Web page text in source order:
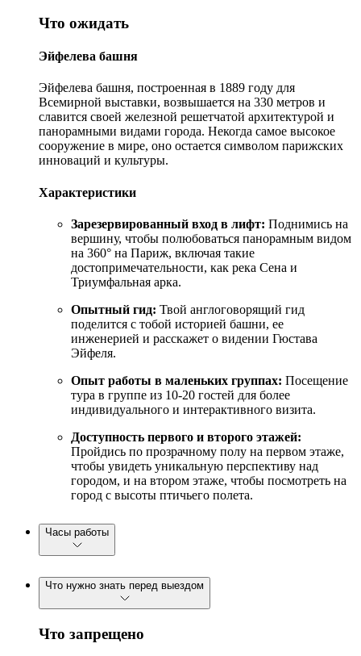
Что ожидать
Эйфелева башня
Эйфелева башня, построенная в 1889 году для
Всемирной выставки, возвышается на 330 метров и
славится своей железной решетчатой архитектурой и
панорамными видами города. Некогда самое высокое
сооружение в мире, оно остается символом парижских
инноваций и культуры.
Характеристики
Зарезервированный вход в лифт: Поднимись на
вершину, чтобы полюбоваться панорамным видом
на 360° на Париж, включая такие
достопримечательности, как река Сена и
Триумфальная арка.
Опытный гид: Твой англоговорящий гид
поделится с тобой историей башни, ее
инженерией и расскажет о видении Гюстава
Эйфеля.
Опыт работы в маленьких группах: Посещение
тура в группе из 10-20 гостей для более
индивидуального и интерактивного визита.
Доступность первого и второго этажей:
Пройдись по прозрачному полу на первом этаже,
чтобы увидеть уникальную перспективу над
городом, и на втором этаже, чтобы посмотреть на
город с высоты птичьего полета.
Часы работы
Что нужно знать перед выездом
Что запрещено